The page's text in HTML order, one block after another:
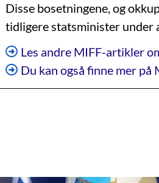
Disse bosetningene, og
tidligere statsminister under
Les andre MIFF-artikler
Du kan også finne mer på